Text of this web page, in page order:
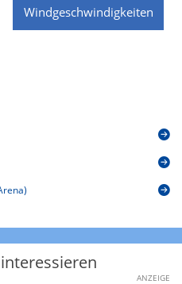
Windgeschwindigkeiten
ANZEIGE